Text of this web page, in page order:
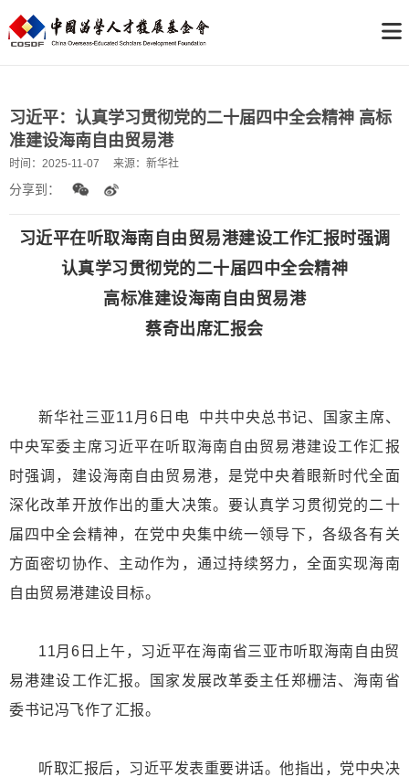
习近平：认真学习贯彻党的二十届四中全会精神 高标
准建设海南自由贸易港
时间： 2025-11-07 来源： 新华社
分享到：
习近平在听取海南自由贸易港建设工作汇报时强调
认真学习贯彻党的二十届四中全会精神
高标准建设海南自由贸易港
蔡奇出席汇报会
新华社三亚11月6日电 中共中央总书记、国家主席、
中央军委主席习近平在听取海南自由贸易港建设工作汇报
时强调，建设海南自由贸易港，是党中央着眼新时代全面
深化改革开放作出的重大决策。要认真学习贯彻党的二十
届四中全会精神，在党中央集中统一领导下，各级各有关
方面密切协作、主动作为，通过持续努力，全面实现海南
自由贸易港建设目标。
11月6日上午，习近平在海南省三亚市听取海南自由贸
易港建设工作汇报。国家发展改革委主任郑栅洁、海南省
委书记冯飞作了汇报。
听取汇报后，习近平发表重要讲话。他指出，党中央决